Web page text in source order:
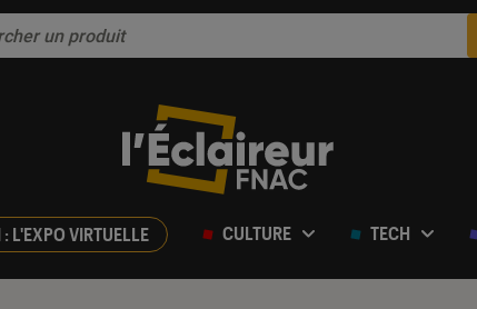
L'EXPO VIRTUELLE CULTURE TECH